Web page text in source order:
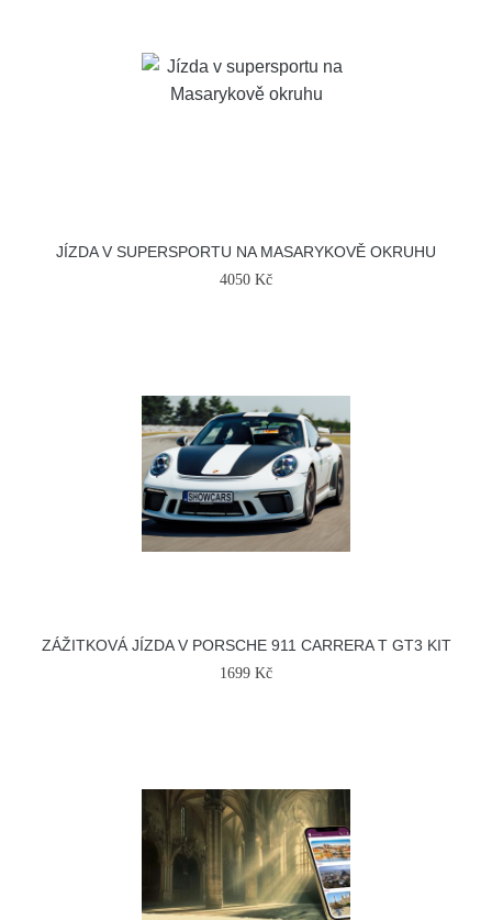
JÍZDA V SUPERSPORTU NA MASARYKOVĚ OKRUHU
4050 Kč
ZÁŽITKOVÁ JÍZDA V PORSCHE 911 CARRERA T GT3 KIT
1699 Kč